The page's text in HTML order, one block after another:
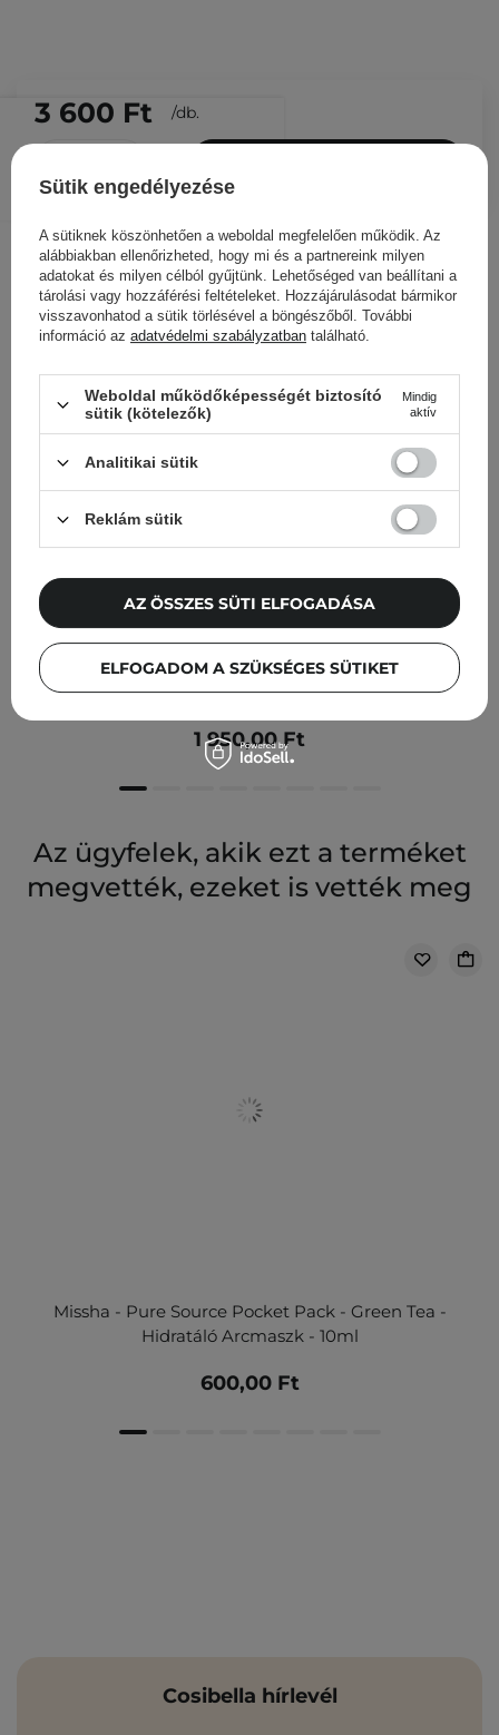
3 600 Ft /db.
Más ügyfeleink ezeket is
nézegették
Ma:nyo - Herb Green Cleansing Oil - Tisztító
Gyógynövényes Arcolaj - 25ml
1 950,00 Ft
Az ügyfelek, akik ezt a terméket
megvették, ezeket is vették meg
Missha - Pure Source Pocket Pack - Green Tea -
Hidratáló Arcmaszk - 10ml
600,00 Ft
Cosibella hírlevél
Sütik engedélyezése
A sütiknek köszönhetően a weboldal megfelelően működik. Az
alábbiakban ellenőrizheted, hogy mi és a partnereink milyen
adatokat és milyen célból gyűjtünk. Lehetőséged van beállítani a
tárolási vagy hozzáférési feltételeket. Hozzájárulásodat bármikor
visszavonhatod a sütik törlésével a böngészőből. További
információ az adatvédelmi szabályzatban található.
Weboldal működőképességét biztosító
sütik (kötelezők)
Mindig
aktív
Analitikai sütik
Reklám sütik
ELFOGADOM A SZÜKSÉGES SÜTIKET
AZ ÖSSZES SÜTI ELFOGADÁSA